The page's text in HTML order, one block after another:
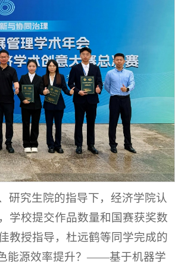
研究生院的指导下，经济学院认
学校提交作品数量和国赛获奖数
教授指导，杜远鹤等同学完成的
能源效率提升？——基于机器学